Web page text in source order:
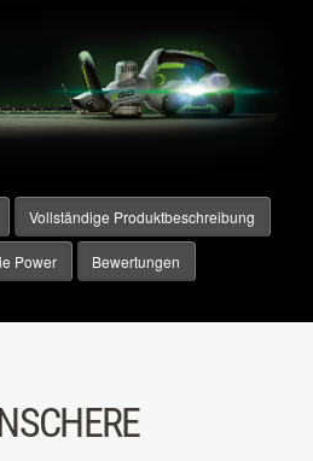
Vollständige Produktbeschreibung
Power Bewertungen